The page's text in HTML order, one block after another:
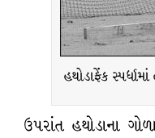
હથોડાફેંક
ઉપરાંત હથોડાના